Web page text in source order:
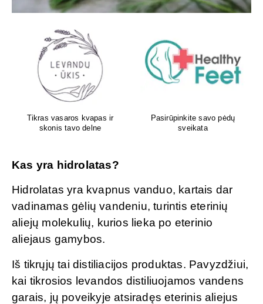
Aboca – iš gamtos Jūsų
sveikatai!
Atliksime tikslų, bet kokį
DNR tyrimą visoje Lietuvoje
Kas yra hidrolatas?
Hidrolatas yra kvapnus vanduo, kartais dar
vadinamas gėlių vandeniu, turintis eterinių
aliejų molekulių, kurios lieka po eterinio
aliejaus gamybos.
Iš tikrųjų tai distiliacijos produktas. Pavyzdžiui,
kai tikrosios levandos distiliuojamos vandens
garais, jų poveikyje atsiradęs eterinis aliejus